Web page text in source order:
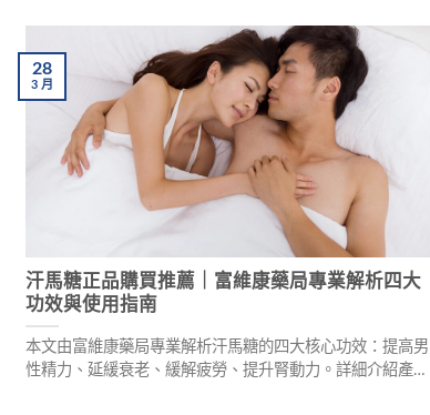
私與正品保障。
汗馬糖正品購買推薦｜富維康藥局專業解析四大
功效與使用指南
本文由富維康藥局專業解析汗馬糖的四大核心功效：提高男
性精力、延緩衰老、緩解疲勞、提升腎動力。詳細介紹產品
28
3 月